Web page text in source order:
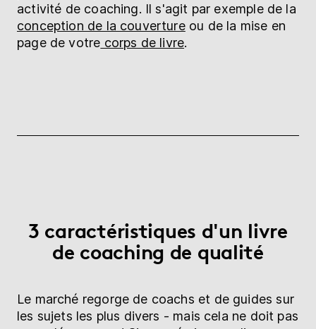
activité de coaching. Il s'agit par exemple de la
conception de la couvertureou de la mise en
page de votre corps de livre.
3 caractéristiques d'un livre
de coaching de qualité
Le marché regorge de coachs et de guides sur
les sujets les plus divers - mais cela ne doit pas